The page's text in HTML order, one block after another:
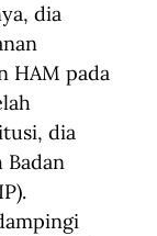
dia
HAM pada
dia
Badan